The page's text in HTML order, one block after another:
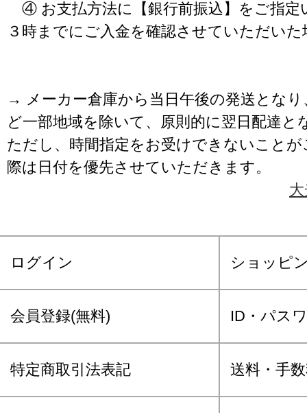
④ お支払方法に【銀行前振込】をご指定
３時までにご入金を確認させていただいた
→ メーカー倉庫から当日午後の発送となり
ど一部地域を除いて、原則的に翌日配達と
ただし、時間指定をお受けできないこと
際は日付を優先させていただきます。
ログイン ショッピ
会員登録(無料) ID・パス
特定商取引法表記 送料・手